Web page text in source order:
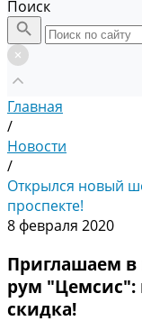
Поиск
Главная
/
Новости
/
Открылся новый
проспекте!
8 февраля 2020
Приглашаем
рум "Цемсис":
скидка!